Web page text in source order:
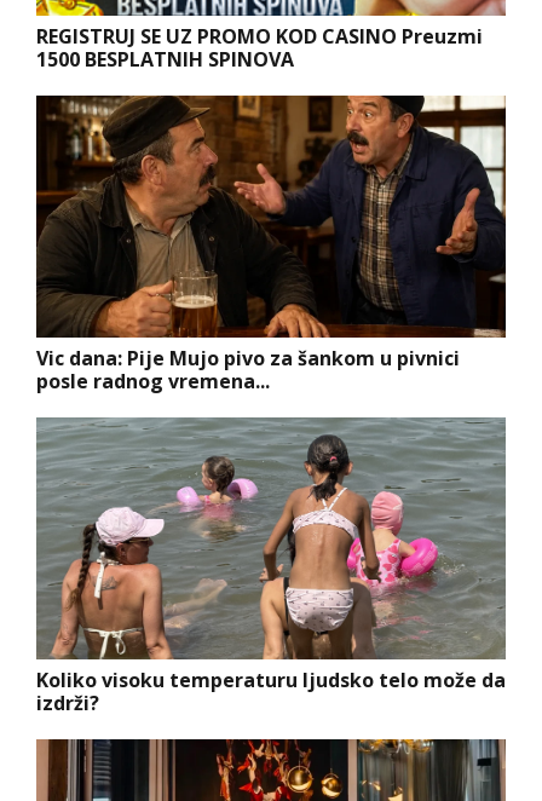
REGISTRUJ SE UZ PROMO KOD CASINO Preuzmi
1500 BESPLATNIH SPINOVA
Vic dana: Pije Mujo pivo za šankom u pivnici
posle radnog vremena...
Koliko visoku temperaturu ljudsko telo može da
izdrži?